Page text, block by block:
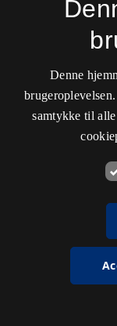
Sprogforum.
ISSN 0909-
ISSN 1399-
Det
Denne
samtykke til alle